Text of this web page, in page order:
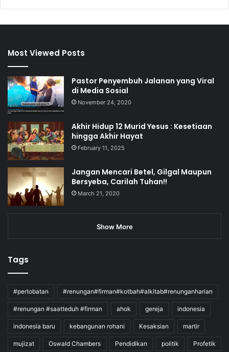
Most Viewed Posts
Pastor Penyembuh Jalanan yang Viral
di Media Sosial
November 24, 2020
Akhir Hidup 12 Murid Yesus : Kesetiaan
hingga Akhir Hayat
February 11, 2025
Jangan Mencari Betel, Gilgal Maupun
Bersyeba, Carilah Tuhan!!
March 21, 2020
Show More
Tags
#pertobatan #renungan#firman#kotbah#alkitab#renunganharian
#renungan #saatteduh #firman ahok gereja indonesia
indonesia baru kebangunan rohani Kesaksian martir
mujizat Oswald Chambers Pendidikan politik Profetik